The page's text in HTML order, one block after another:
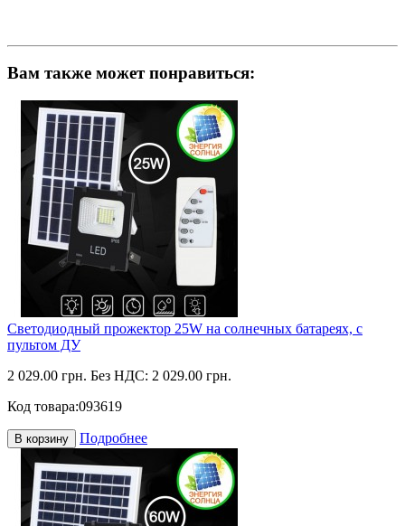
Вам также может понравиться:
Светодиодный прожектор 25W на солнечных батареях, с
пультом ДУ
2 029.00 грн. Без НДС: 2 029.00 грн.
Код товара:093619
В корзину Подробнее